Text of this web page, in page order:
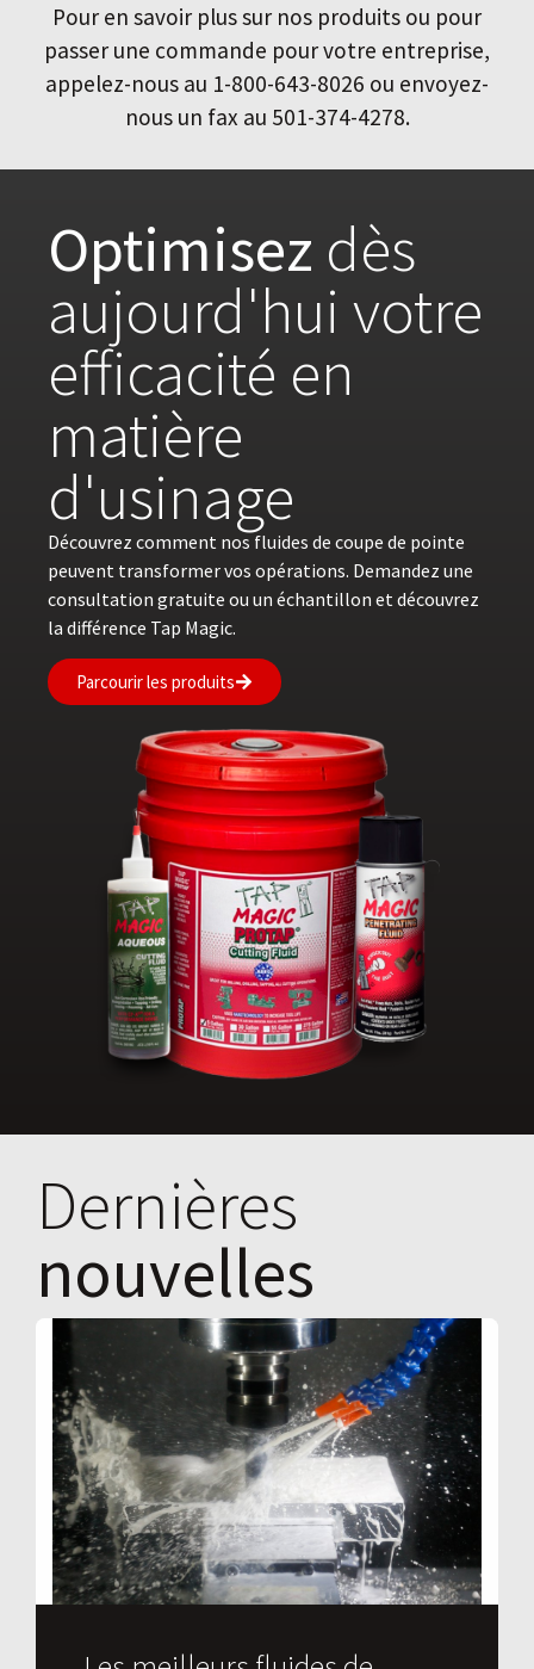
Pour en savoir plus sur nos produits ou pour
passer une commande pour votre entreprise,
appelez-nous au 1-800-643-8026 ou envoyez-
nous un fax au 501-374-4278.
Optimisez dès
aujourd'hui votre
efficacité en
matière
d'usinage
Découvrez comment nos fluides de coupe de pointe
peuvent transformer vos opérations. Demandez une
consultation gratuite ou un échantillon et découvrez
la différence Tap Magic.
Parcourir les produits
Dernières
nouvelles